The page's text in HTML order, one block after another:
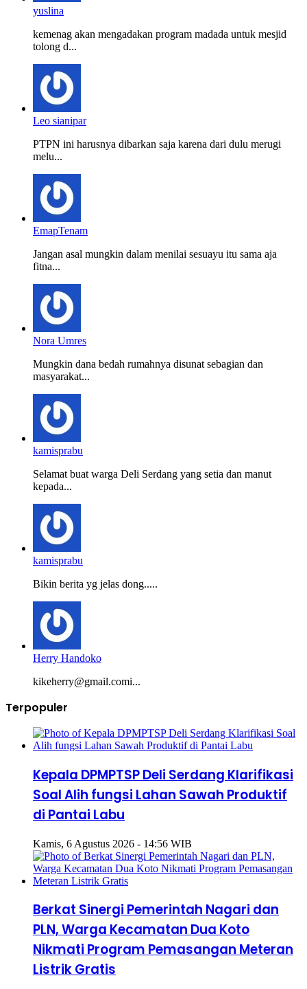
yuslina
kemenag akan mengadakan program madada untuk mesjid
tolong d...
Leo sianipar
PTPN ini harusnya dibarkan saja karena dari dulu merugi
melu...
EmapTenam
Jangan asal mungkin dalam menilai sesuayu itu sama aja
fitna...
Nora Umres
Mungkin dana bedah rumahnya disunat sebagian dan
masyarakat...
kamisprabu
Selamat buat warga Deli Serdang yang setia dan manut
kepada...
kamisprabu
Bikin berita yg jelas dong.....
Herry Handoko
kikeherry@gmail.comi...
Terpopuler
Kepala DPMPTSP Deli Serdang Klarifikasi
Soal Alih fungsi Lahan Sawah Produktif
di Pantai Labu
Kamis, 6 Agustus 2026 - 14:56 WIB
Berkat Sinergi Pemerintah Nagari dan
PLN, Warga Kecamatan Dua Koto
Nikmati Program Pemasangan Meteran
Listrik Gratis